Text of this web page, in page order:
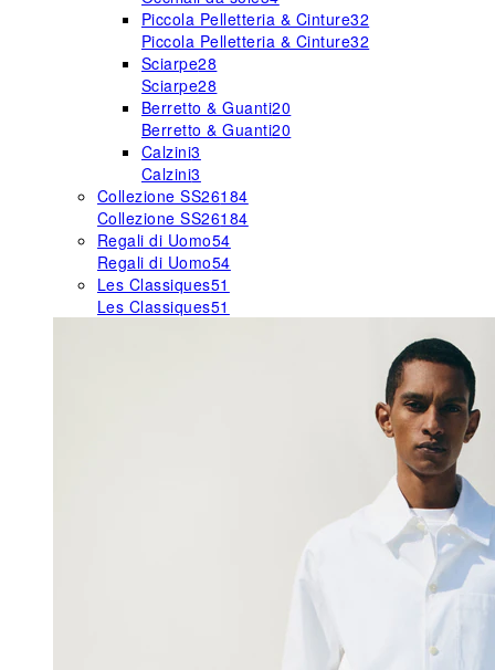
Piccola Pelletteria & Cinture32
Piccola Pelletteria & Cinture32
Sciarpe28
Sciarpe28
Berretto & Guanti20
Berretto & Guanti20
Calzini3
Calzini3
Collezione SS26184
Collezione SS26184
Regali di Uomo54
Regali di Uomo54
Les Classiques51
Les Classiques51